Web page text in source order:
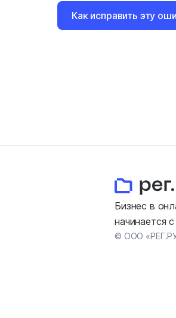
Как исправить эту
Бизнес в
начинается
© ООО